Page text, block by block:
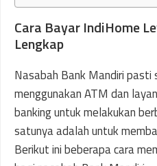
Cara Bayar IndiHome
Lengkap
Nasabah Bank Mandiri pasti
menggunakan ATM dan
banking untuk melakukan
satunya adalah untuk
Berikut ini beberapa cara